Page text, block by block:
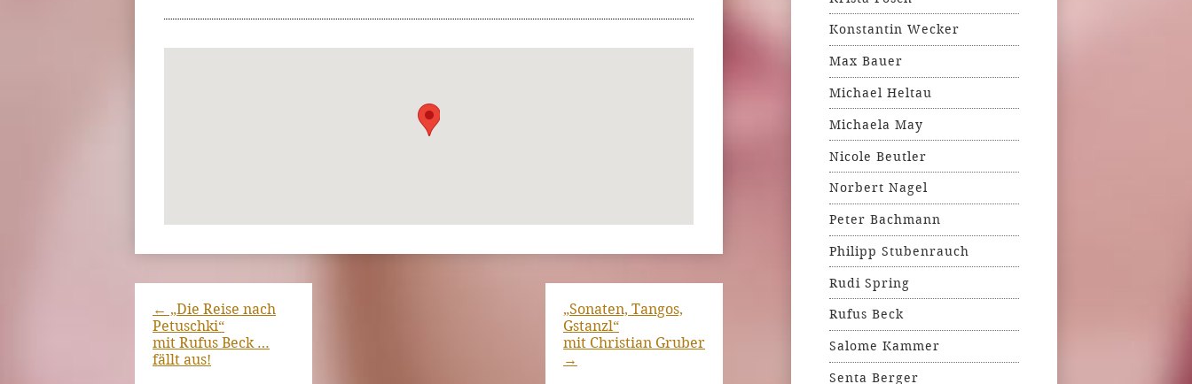
← „Die Reise nach
Petuschki“
mit Rufus Beck …
fällt aus!
„Sonaten, Tangos,
Gstanzl“
mit Christian Gruber
→
Konstantin Wecker
Max Bauer
Michael Heltau
Michaela May
Nicole Beutler
Norbert Nagel
Peter Bachmann
Philipp Stubenrauch
Rudi Spring
Rufus Beck
Salome Kammer
Senta Berger